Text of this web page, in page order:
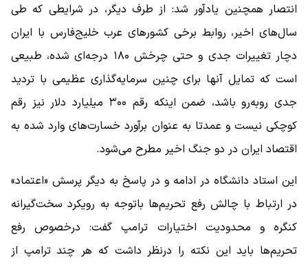
انتصار همچنین یادآور شد: از طرف دیگر، در شرایطی که طی
سال‌های اخیر، روابط برخی کشورهای عرب خلیج‌فارس با ایران
دچار تغییرات جدی و حتی چرخش ۱۸۰ درجه‌ای شده، طبیعی
است که تمایل آنها برای چنین سرمایه‌گذاری عظیمی با تردید
جدی روبه‌رو باشد، ضمن اینکه رقم ۳۰۰ میلیارد دلار نیز رقم
کوچکی نیست و عمدتا به عنوان برآورد خسارت‌های وارد شده به
اقتصاد ایران در دو جنگ اخیر مطرح می‌شود.
این استاد دانشگاه در ادامه و در پاسخ به دیگر پرسش «اعتماد»
در ارتباط با چالش رفع تحریم‌ها باتوجه به رویکرد سخت‌گیرانه
کنگره و محدودیت اختیارات ترامپ گفت: درخصوص رفع
تحریم‌ها باید این نکته را درنظر داشت که هر چند ترامپ از